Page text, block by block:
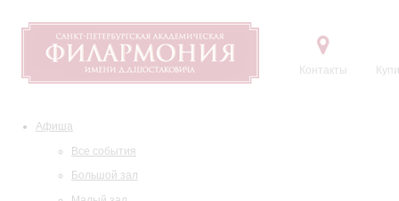
Контакты
Афиша
Все события
Большой зал